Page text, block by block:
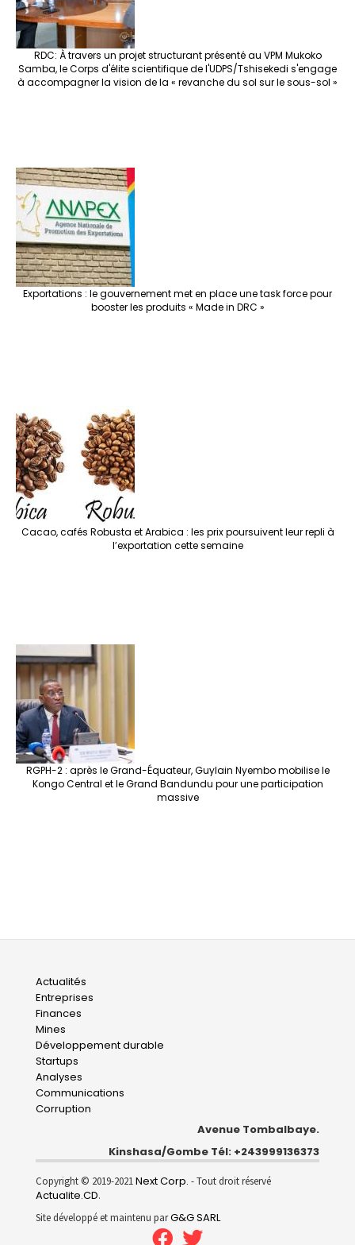
RDC: À travers un projet structurant présenté au VPM Mukoko
Samba, le Corps d'élite scientifique de l'UDPS/Tshisekedi s'engage
à accompagner la vision de la « revanche du sol sur le sous-sol »
Exportations : le gouvernement met en place une task force pour
booster les produits « Made in DRC »
Cacao, cafés Robusta et Arabica : les prix poursuivent leur repli à
l’exportation cette semaine
RGPH-2 : après le Grand-Équateur, Guylain Nyembo mobilise le
Kongo Central et le Grand Bandundu pour une participation
massive
Main
navigation
Actualités
Entreprises
Finances
Mines
Développement durable
Startups
Analyses
Communications
Corruption
Avenue Tombalbaye.
Kinshasa/Gombe Tél: +243999136373
Copyright © 2019-2021Next Corp. - Tout droit réservé
Actualite.CD.
Site développé et maintenu parG&G SARL